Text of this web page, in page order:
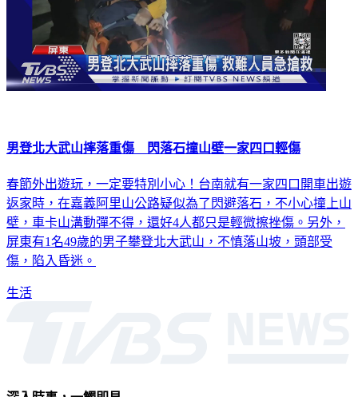
男登北大武山摔落重傷 閃落石撞山壁一家四口輕傷
春節外出遊玩，一定要特別小心！台南就有一家四口開車出遊
返家時，在嘉義阿里山公路疑似為了閃避落石，不小心撞上山
壁，車卡山溝動彈不得，還好4人都只是輕微擦挫傷。另外，
屏東有1名49歲的男子攀登北大武山，不慎落山坡，頭部受
傷，陷入昏迷。
生活